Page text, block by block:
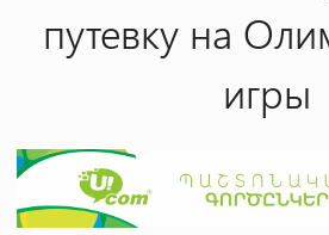
путевку на
игры